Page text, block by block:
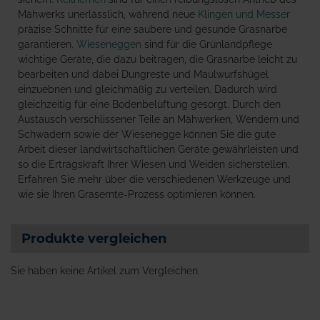
Mähwerks unerlässlich, während neue Klingen und Messer
präzise Schnitte für eine saubere und gesunde Grasnarbe
garantieren. Wieseneggen sind für die Grünlandpflege
wichtige Geräte, die dazu beitragen, die Grasnarbe leicht zu
bearbeiten und dabei Dungreste und Maulwurfshügel
einzuebnen und gleichmäßig zu verteilen. Dadurch wird
gleichzeitig für eine Bodenbelüftung gesorgt. Durch den
Austausch verschlissener Teile an Mähwerken, Wendern und
Schwadern sowie der Wiesenegge können Sie die gute
Arbeit dieser landwirtschaftlichen Geräte gewährleisten und
so die Ertragskraft Ihrer Wiesen und Weiden sicherstellen.
Erfahren Sie mehr über die verschiedenen Werkzeuge und
wie sie Ihren Grasernte-Prozess optimieren können.
Produkte vergleichen
Sie haben keine Artikel zum Vergleichen.